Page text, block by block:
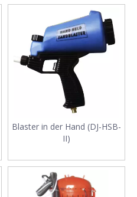
Blaster in der Hand (DJ-HSB-
II)